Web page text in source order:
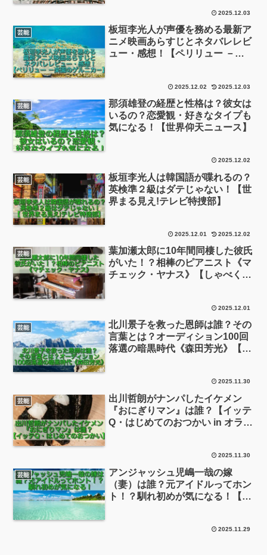
2025.12.03
芸能
板垣李光人が声優を務める最新ア
ニメ映画あらすじとネタバレレビ
ュー・感想！【ペリリュー －楽
2025.12.02 2025.12.03
芸能
那須雄登の経歴と性格は？彼女は
いるの？恋愛観・好きなタイプも
気になる！【世界仰天ニュース】
2025.12.02
芸能
板垣李光人は韓国語が喋れるの？
英検準２級はダテじゃない！【世
界まる見え!テレビ特捜部】
2025.12.01 2025.12.02
芸能
葉加瀬太郎に10年間同棲した彼氏
がいた！？相棒のピアニスト《マ
チェック・ヤナス》【しゃべくり
2025.12.01
芸能
北川景子を救った恩師は誰？その
言葉とは？オーディション100回
落選の暗黒時代《森田芳光》【日
2025.11.30
芸能
出川哲朗がナンパしたイケメン
『おにぎりマン』は誰？【イッテ
Q・はじめてのおつかい in オラン
2025.11.30
芸能
アンジャッシュ児嶋一哉の嫁
（妻）は誰？元アイドルってホン
ト！？馴れ初めが気になる！【出
2025.11.29